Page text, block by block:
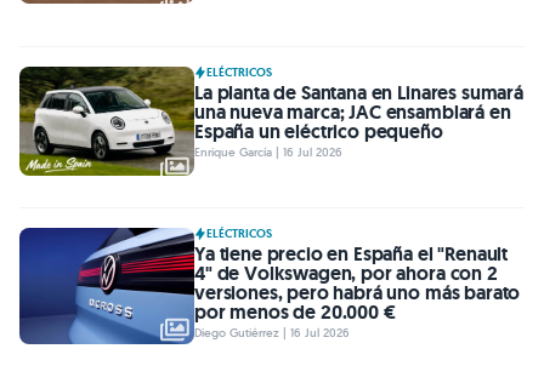
ELÉCTRICOS
La planta de Santana en Linares sumará
una nueva marca; JAC ensamblará en
España un eléctrico pequeño
Enrique García | 16 Jul 2026
ELÉCTRICOS
Ya tiene precio en España el "Renault
4" de Volkswagen, por ahora con 2
versiones, pero habrá uno más barato
por menos de 20.000 €
Diego Gutiérrez | 16 Jul 2026